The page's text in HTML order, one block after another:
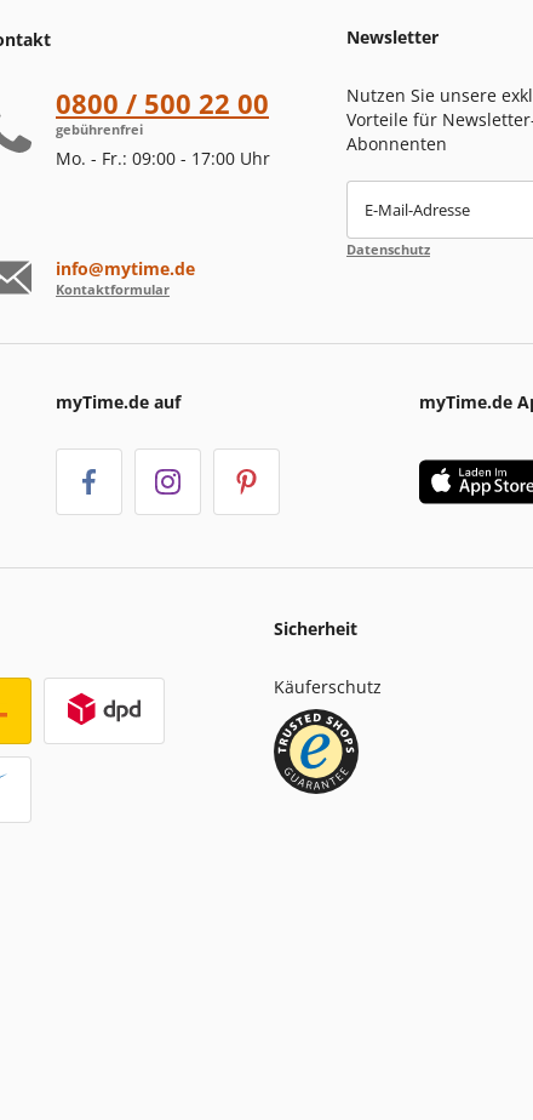
0800 / 500 22 00
gebührenfrei
Mo. - Fr.: 09:00 - 17:00 Uhr
info@mytime.de
Kontaktformular
Newsletter
Nutzen Sie unsere
Vorteile für
Abonnenten
E-Mail-Adresse
Datenschutz
myTime.de auf myTime.de
Sicherheit
Käuferschutz